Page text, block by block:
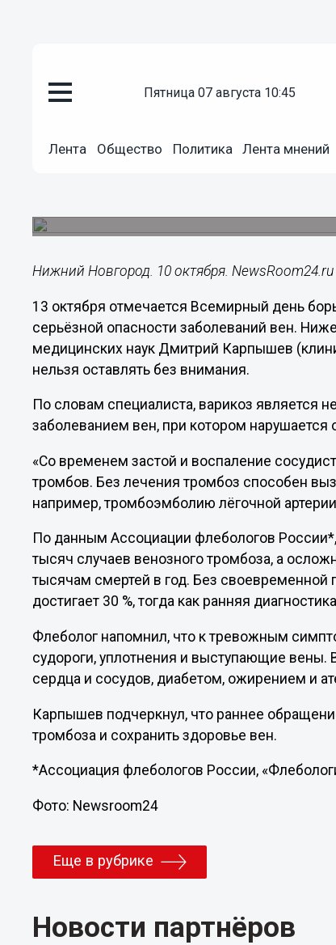
пятница 07 августа 10:45
Лента Общество Политика Лента мнений
Врач Карпышев
Нижний Новгород. 10 октября. NewsRoom24.ru
13 октября отмечается Всемирный день
серьёзной опасности заболеваний вен.
медицинских наук Дмитрий Карпышев
нельзя оставлять без внимания.
По словам специалиста, варикоз является
заболеванием вен, при котором нарушается
«Со временем застой и воспаление
тромбов. Без лечения тромбоз способен
например, тромбоэмболию лёгочной
По данным Ассоциации флебологов
тысяч случаев венозного тромбоза, а
тысячам смертей в год. Без
достигает 30 %, тогда как ранняя
Флеболог напомнил, что к тревожным
судороги, уплотнения и выступающие вены.
сердца и сосудов, диабетом, ожирением и
Карпышев подчеркнул, что раннее
тромбоза и сохранить здоровье вен.
*Ассоциация флебологов России,
Фото: Newsroom24
Еще в рубрике
Новости партнёров